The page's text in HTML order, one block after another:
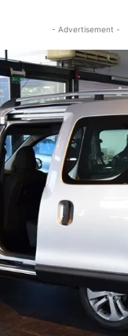
- Advertisement -